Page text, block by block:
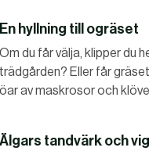
En hyllning till ogräset
Om du får välja, klipper du
trädgården? Eller får
öar av maskrosor och
Älgars tandvärk och